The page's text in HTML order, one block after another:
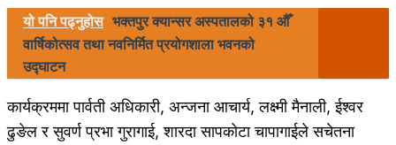
यो पनि पढ्नुहोस भक्तपुर क्यान्सर अस्पतालको ३१ औँ
वार्षिकोत्सव तथा नवनिर्मित प्रयोगशाला भवनको
उद्घाटन
कार्यक्रममा पार्वती अधिकारी, अन्जना आचार्य, लक्ष्मी मैनाली, ईश्वर
ढुङेल र सुवर्ण प्रभा गुरागाई, शारदा सापकोटा चापागाईले सचेतना